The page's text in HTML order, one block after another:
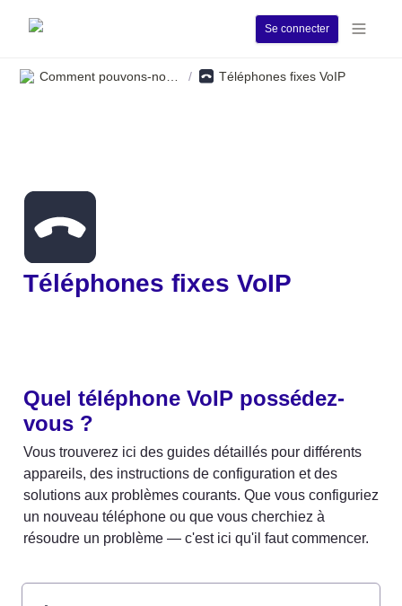
Se connecter
/ Téléphones fixes VoIP
Téléphones fixes VoIP
Quel téléphone VoIP possédez-
vous ?
Vous trouverez ici des guides détaillés pour différents
appareils, des instructions de configuration et des
solutions aux problèmes courants. Que vous configuriez
un nouveau téléphone ou que vous cherchiez à
résoudre un problème — c'est ici qu'il faut commencer.